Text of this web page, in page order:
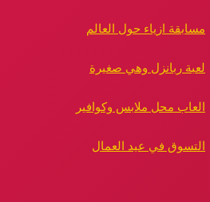
مسابقة ازياء حول العالم
لعبة ربانزل وهي صغيرة
العاب محل ملابس وكوافير
التسوق في عيد العمال